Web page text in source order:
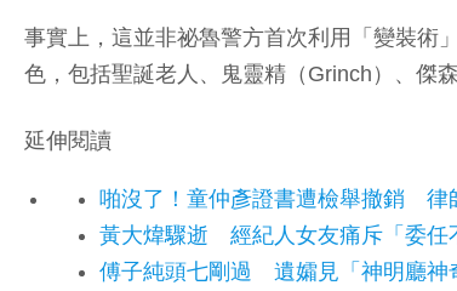
事實上，這並非祕魯警方首次利用「變裝術
色，包括聖誕老人、鬼靈精（Grinch）、傑
延伸閱讀
啪沒了！童仲彥證書遭檢舉撤銷 律
黃大煒驟逝 經紀人女友痛斥「委任
傅子純頭七剛過 遺孀見「神明廳神